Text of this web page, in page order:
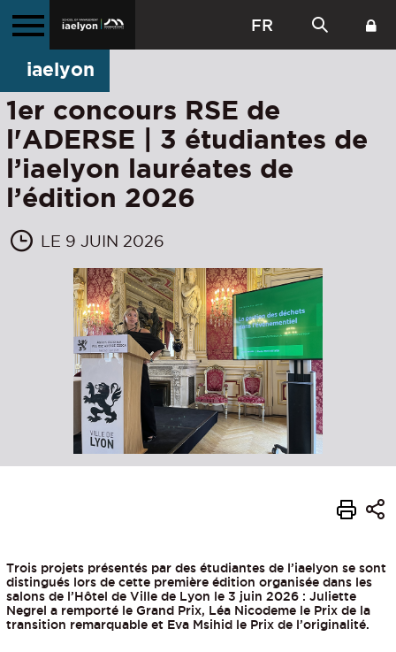
FR
iaelyon
1er concours RSE de
l'ADERSE | 3 étudiantes de
l’iaelyon lauréates de
l’édition 2026
LE 9 JUIN 2026
Trois projets présentés par des étudiantes de l’iaelyon se sont
distingués lors de cette première édition organisée dans les
salons de l’Hôtel de Ville de Lyon le 3 juin 2026 : Juliette
Negrel a remporté le Grand Prix, Léa Nicodeme le Prix de la
transition remarquable et Eva Msihid le Prix de l’originalité.